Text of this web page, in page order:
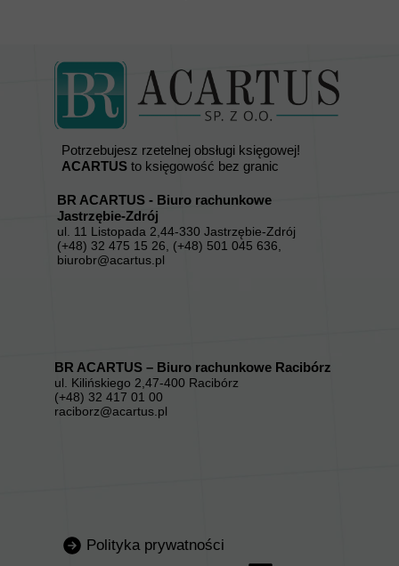
Polityka prywatności
Potrzebujesz rzetelnej obsługi księgowej!
ACARTUS to księgowość bez granic
BR ACARTUS - Biuro rachunkowe
Jastrzębie-Zdrój
ul. 11 Listopada 2,44-330 Jastrzębie-Zdrój
(+48) 32 475 15 26, (+48) 501 045 636,
biurobr@acartus.pl
BR ACARTUS – Biuro rachunkowe Racibórz
ul. Kilińskiego 2,47-400 Racibórz
(+48) 32 417 01 00
raciborz@acartus.pl